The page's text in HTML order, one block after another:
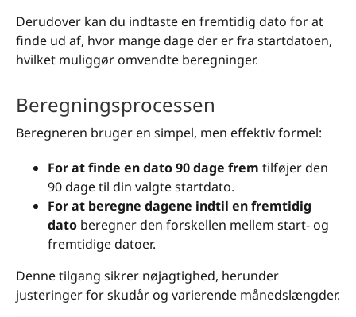
Derudover kan du indtaste en fremtidig dato for at
finde ud af, hvor mange dage der er fra startdatoen,
hvilket muliggør omvendte beregninger.
Beregningsprocessen
Beregneren bruger en simpel, men effektiv formel:
For at finde en dato 90 dage frem tilføjer den
90 dage til din valgte startdato.
For at beregne dagene indtil en fremtidig
dato beregner den forskellen mellem start- og
fremtidige datoer.
Denne tilgang sikrer nøjagtighed, herunder
justeringer for skudår og varierende månedslængder.